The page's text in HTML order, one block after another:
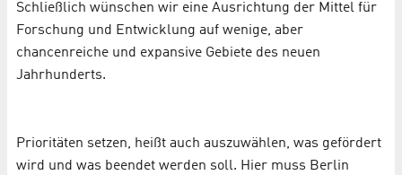
Schließlich wünschen wir eine Ausrichtung der Mittel für
Forschung und Entwicklung auf wenige, aber
chancenreiche und expansive Gebiete des neuen
Jahrhunderts.
Prioritäten setzen, heißt auch auszuwählen, was gefördert
wird und was beendet werden soll. Hier muss Berlin